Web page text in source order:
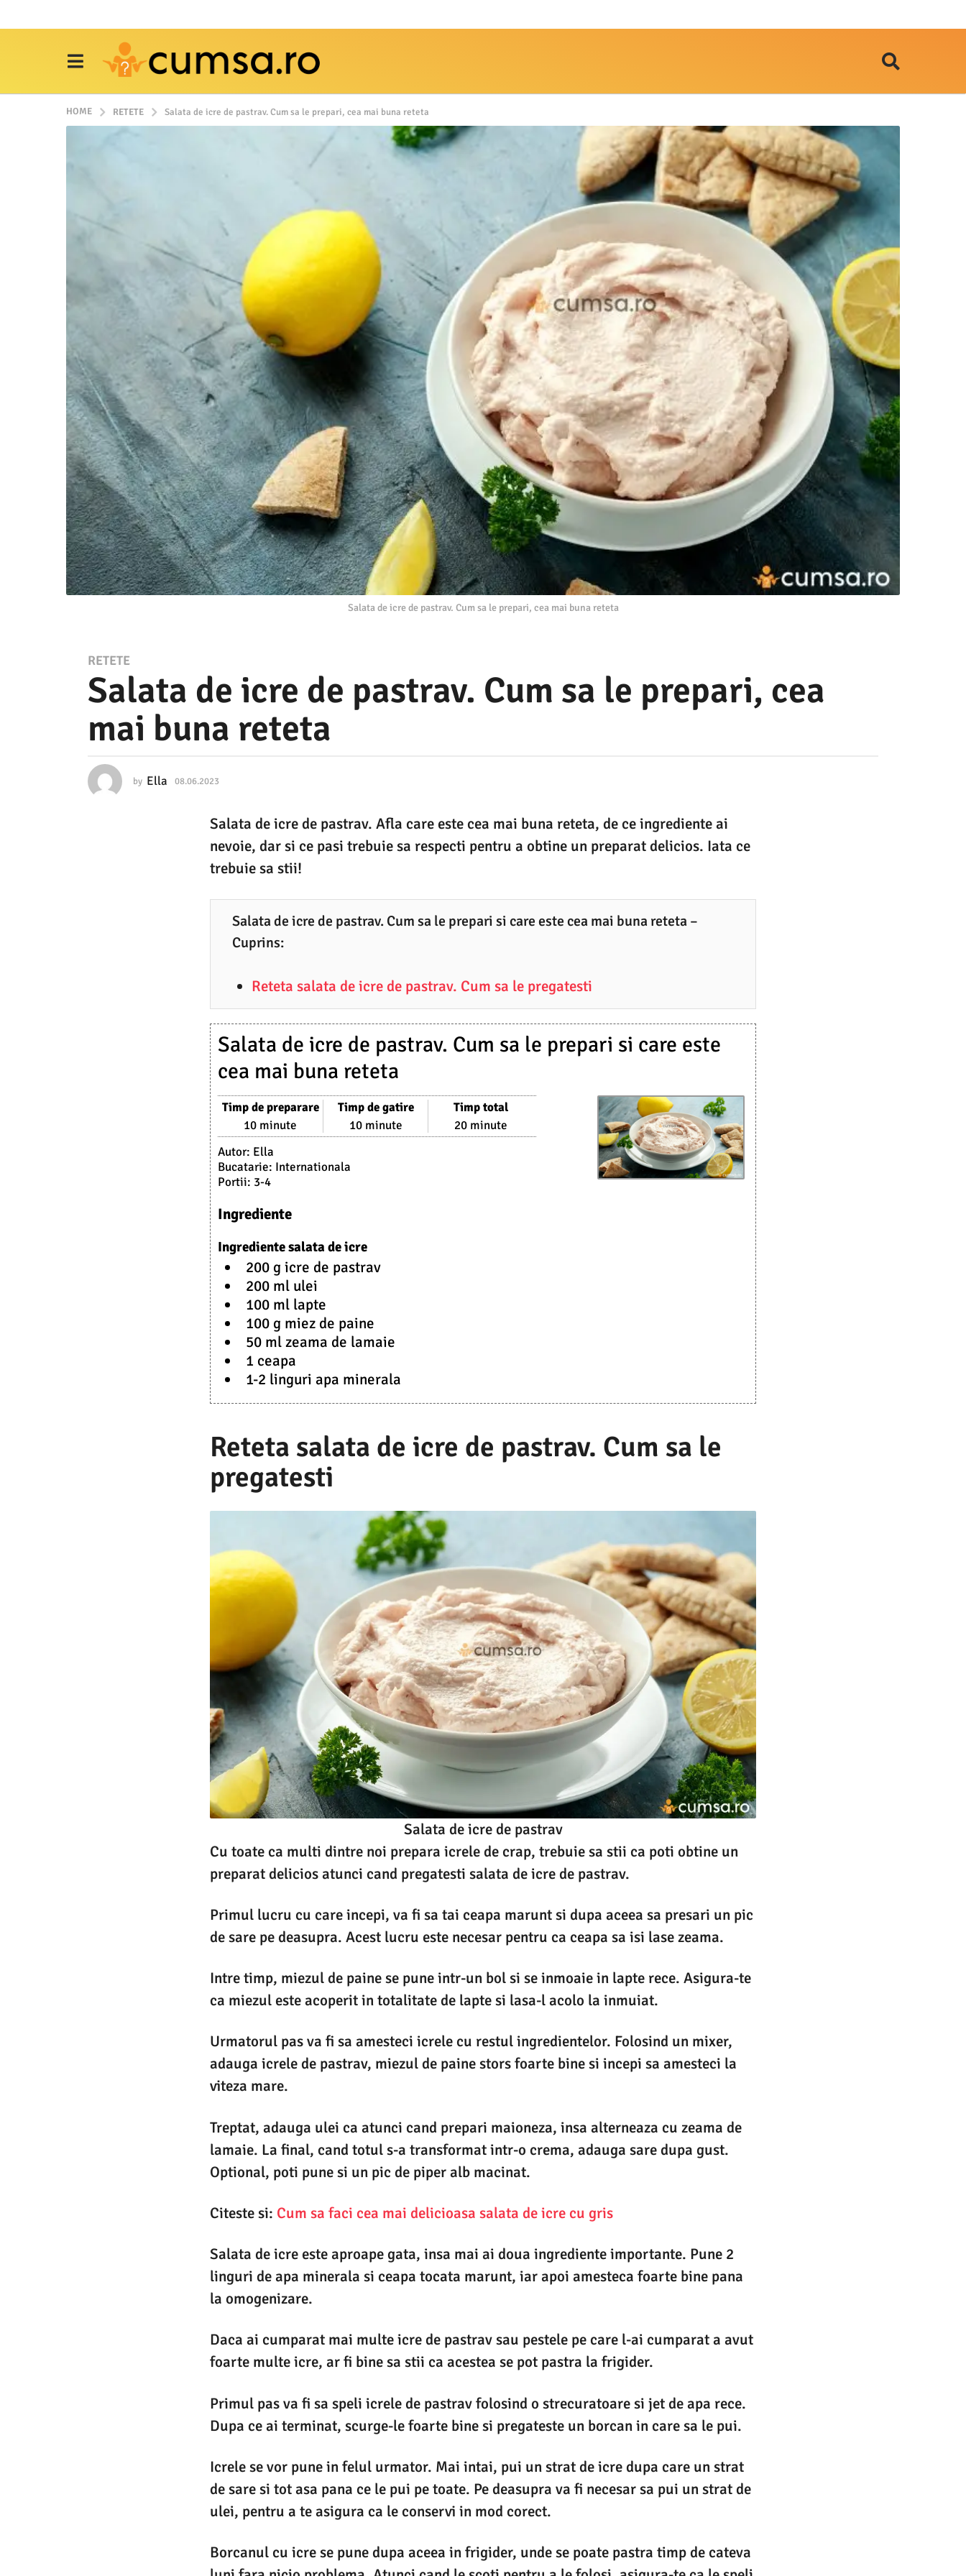
HOME RETETE Salata de icre de pastrav. Cum sa le prepari, cea mai buna reteta
Salata de icre de pastrav. Cum sa le prepari, cea mai buna reteta
0
8
.
0
.
2
RETETE
Salata de icre de pastrav. Cum sa le prepari, cea
mai buna reteta
by Ella 08.06.2023
0
.
2
0
3
Salata de icre de pastrav. Afla care este cea mai buna reteta, de ce ingrediente ai
nevoie, dar si ce pasi trebuie sa respecti pentru a obtine un preparat delicios. Iata ce
trebuie sa stii!
Salata de icre de pastrav. Cum sa le prepari si care este cea mai buna reteta –
Cuprins:
Reteta salata de icre de pastrav. Cum sa le pregatesti
Salata de icre de pastrav. Cum sa le prepari si care este
cea mai buna reteta
Timp de preparare
10 minute
Timp de gatire
10 minute
Timp total
20 minute
Autor: Ella
Bucatarie: Internationala
Portii: 3-4
Ingrediente
Ingrediente salata de icre
200 g icre de pastrav
200 ml ulei
100 ml lapte
100 g miez de paine
50 ml zeama de lamaie
1 ceapa
1-2 linguri apa minerala
Reteta salata de icre de pastrav. Cum sa le
pregatesti
Salata de icre de pastrav
Cu toate ca multi dintre noi prepara icrele de crap, trebuie sa stii ca poti obtine un
preparat delicios atunci cand pregatesti salata de icre de pastrav.
Primul lucru cu care incepi, va fi sa tai ceapa marunt si dupa aceea sa presari un pic
de sare pe deasupra. Acest lucru este necesar pentru ca ceapa sa isi lase zeama.
Intre timp, miezul de paine se pune intr-un bol si se inmoaie in lapte rece. Asigura-te
ca miezul este acoperit in totalitate de lapte si lasa-l acolo la inmuiat.
Urmatorul pas va fi sa amesteci icrele cu restul ingredientelor. Folosind un mixer,
adauga icrele de pastrav, miezul de paine stors foarte bine si incepi sa amesteci la
viteza mare.
Treptat, adauga ulei ca atunci cand prepari maioneza, insa alterneaza cu zeama de
lamaie. La final, cand totul s-a transformat intr-o crema, adauga sare dupa gust.
Optional, poti pune si un pic de piper alb macinat.
Citeste si: Cum sa faci cea mai delicioasa salata de icre cu gris
Salata de icre este aproape gata, insa mai ai doua ingrediente importante. Pune 2
linguri de apa minerala si ceapa tocata marunt, iar apoi amesteca foarte bine pana
la omogenizare.
Daca ai cumparat mai multe icre de pastrav sau pestele pe care l-ai cumparat a avut
foarte multe icre, ar fi bine sa stii ca acestea se pot pastra la frigider.
Primul pas va fi sa speli icrele de pastrav folosind o strecuratoare si jet de apa rece.
Dupa ce ai terminat, scurge-le foarte bine si pregateste un borcan in care sa le pui.
Icrele se vor pune in felul urmator. Mai intai, pui un strat de icre dupa care un strat
de sare si tot asa pana ce le pui pe toate. Pe deasupra va fi necesar sa pui un strat de
ulei, pentru a te asigura ca le conservi in mod corect.
Borcanul cu icre se pune dupa aceea in frigider, unde se poate pastra timp de cateva